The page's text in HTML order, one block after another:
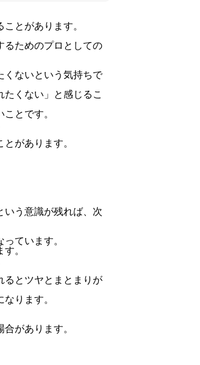
とがあります。
るためのプロとしての
くないという気持ちで
くない」と感じるこ
とです。
があります。
いう意識が残れば、次
ています。
。
るとツヤとまとまりが
ります。
があります。